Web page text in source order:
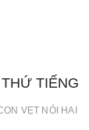
TIẾNG
VẸT NÓI HAI